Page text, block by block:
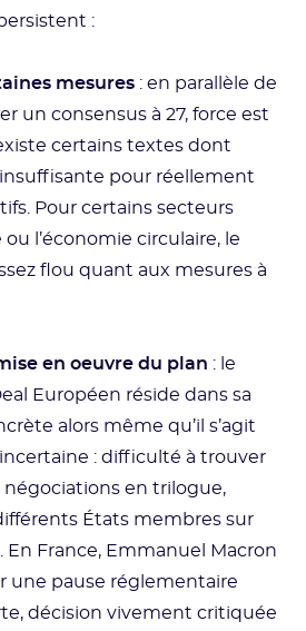
:
mesures : en parallèle de
un consensus à 27, force est
certains textes dont
insuffisante pour réellement
Pour certains secteurs
l’économie circulaire, le
flou quant aux mesures à
en oeuvre du plan : le
Européen réside dans sa
alors même qu’il s’agit
: difficulté à trouver
négociations en trilogue,
États membres sur
France, Emmanuel Macron
une pause réglementaire
décision vivement critiquée